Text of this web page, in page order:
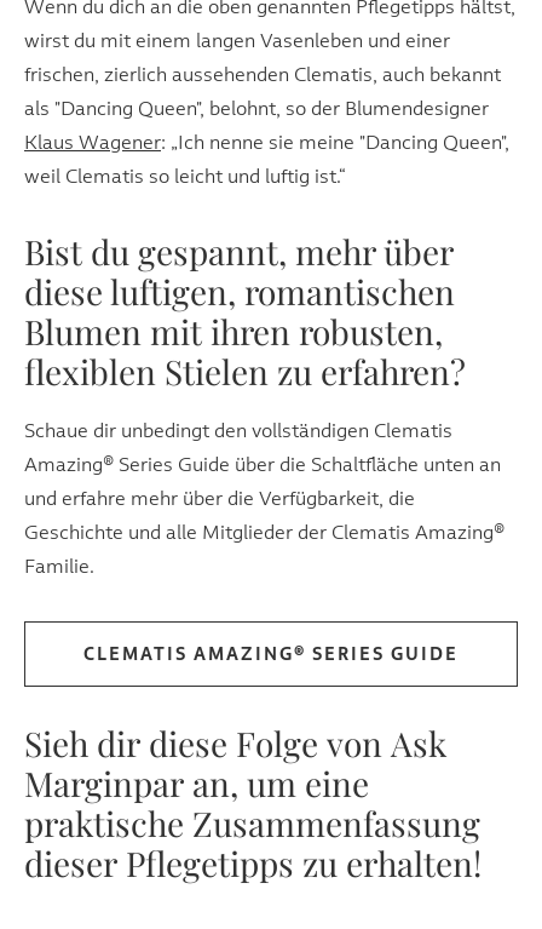
Wenn du dich an die oben genannten Pflegetipps hältst,
wirst du mit einem langen Vasenleben und einer
frischen, zierlich aussehenden Clematis, auch bekannt
als "Dancing Queen", belohnt, so der Blumendesigner
Klaus Wagener: „Ich nenne sie meine "Dancing Queen",
weil Clematis so leicht und luftig ist.“
Bist du gespannt, mehr über
diese luftigen, romantischen
Blumen mit ihren robusten,
flexiblen Stielen zu erfahren?
Schaue dir unbedingt den vollständigen Clematis
Amazing® Series Guide über die Schaltfläche unten an
und erfahre mehr über die Verfügbarkeit, die
Geschichte und alle Mitglieder der Clematis Amazing®
Familie.
CLEMATIS AMAZING® SERIES GUIDE
Sieh dir diese Folge von Ask
Marginpar an, um eine
praktische Zusammenfassung
dieser Pflegetipps zu erhalten!